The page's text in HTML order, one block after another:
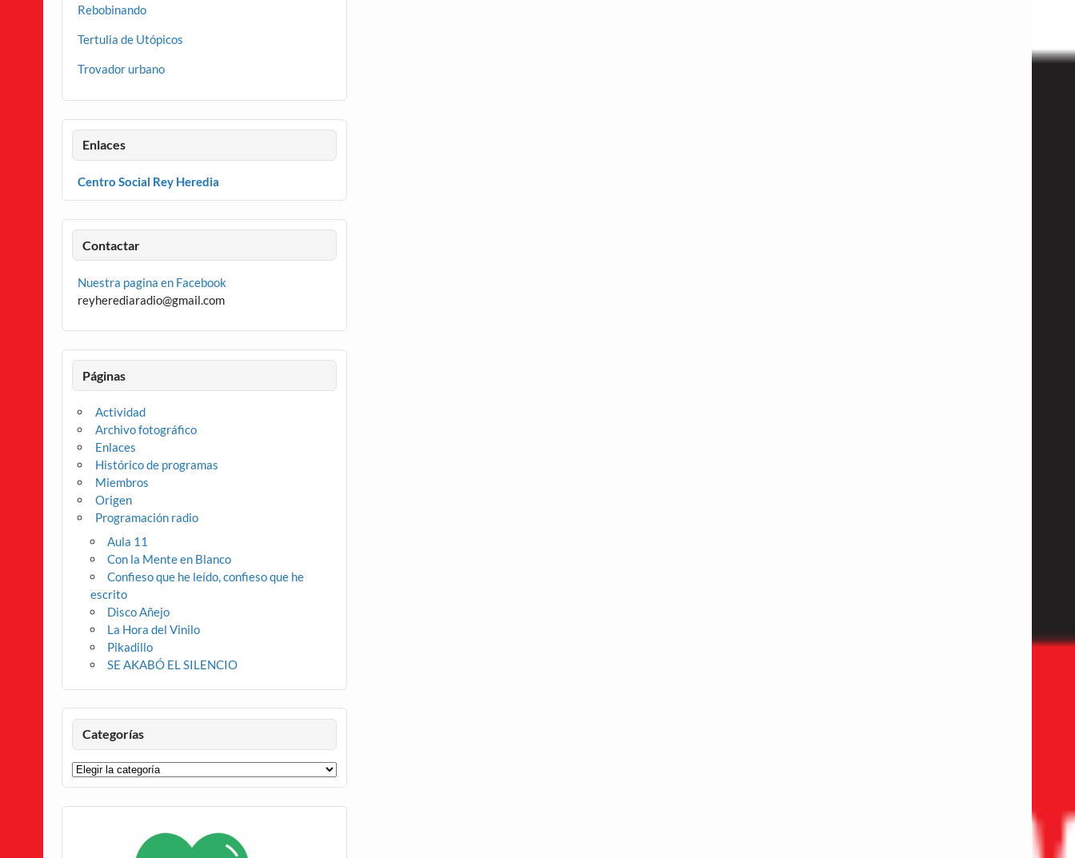
Rebobinando
Tertulia de Utópicos
Trovador urbano
Enlaces
Centro Social Rey Heredia
Contactar
Nuestra pagina en Facebook
reyherediaradio@gmail.com
Páginas
Actividad
Archivo fotográfico
Enlaces
Histórico de programas
Miembros
Origen
Programación radio
Aula 11
Con la Mente en Blanco
Confieso que he leído, confieso que he
escrito
Disco Añejo
La Hora del Vinilo
Pikadillo
SE AKABÓ EL SILENCIO
Categorías
Categorías